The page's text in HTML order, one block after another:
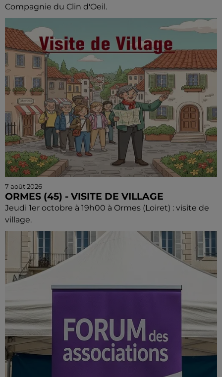
Compagnie du Clin d'Oeil.
7 août 2026
ORMES (45) - VISITE DE VILLAGE
Jeudi 1er octobre à 19h00 à Ormes (Loiret) : visite de
village.